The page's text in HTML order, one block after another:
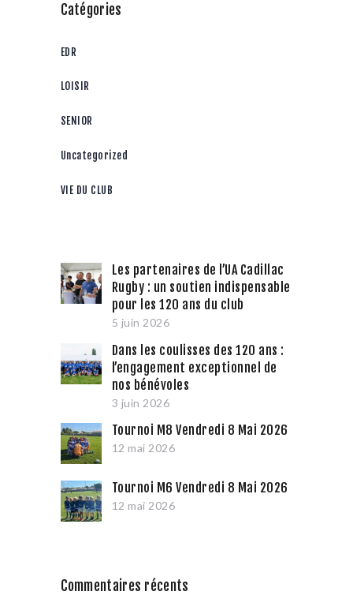
Catégories
EDR
LOISIR
SENIOR
Uncategorized
VIE DU CLUB
Les partenaires de l’UA Cadillac
Rugby : un soutien indispensable
pour les 120 ans du club
5 juin 2026
Dans les coulisses des 120 ans :
l’engagement exceptionnel de
nos bénévoles
3 juin 2026
Tournoi M8 Vendredi 8 Mai 2026
12 mai 2026
Tournoi M6 Vendredi 8 Mai 2026
12 mai 2026
Commentaires récents